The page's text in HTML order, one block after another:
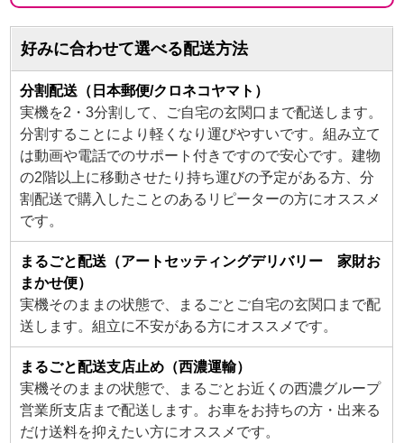
好みに合わせて選べる配送方法
分割配送（日本郵便/クロネコヤマト）
実機を2・3分割して、ご自宅の玄関口まで配送します。
分割することにより軽くなり運びやすいです。組み立て
は動画や電話でのサポート付きですので安心です。建物
の2階以上に移動させたり持ち運びの予定がある方、分
割配送で購入したことのあるリピーターの方にオススメ
です。
まるごと配送（アートセッティングデリバリー 家財お
まかせ便）
実機そのままの状態で、まるごとご自宅の玄関口まで配
送します。組立に不安がある方にオススメです。
まるごと配送支店止め（西濃運輸）
実機そのままの状態で、まるごとお近くの西濃グループ
営業所支店まで配送します。お車をお持ちの方・出来る
だけ送料を抑えたい方にオススメです。